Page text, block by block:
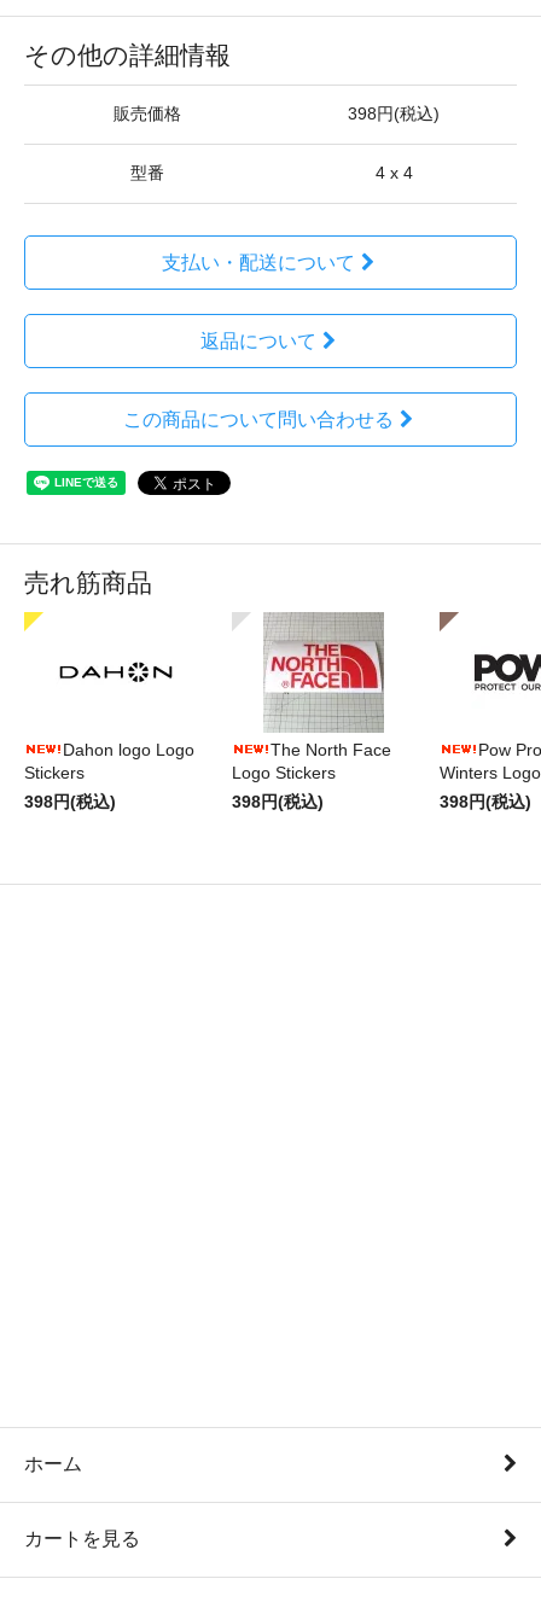
その他の詳細情報
販売価格 398円(税込)
型番 4 x 4
支払い・配送について
返品について
この商品について問い合わせる
売れ筋商品
Dahon logo Logo
Stickers
398円(税込)
The North Face
Logo Stickers
398円(税込)
Pow
Winters
398円(税込)
ホーム
カートを見る